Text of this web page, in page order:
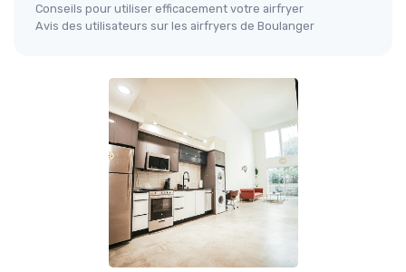
Conseils pour utiliser efficacement votre airfryer
Avis des utilisateurs sur les airfryers de Boulanger